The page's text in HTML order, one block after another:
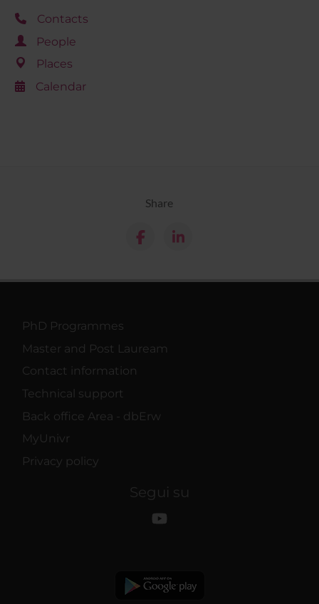
Contacts
People
Places
Calendar
Share
PhD Programmes
Master and Post Lauream
Contact information
Technical support
Back office Area - dbErw
MyUnivr
Privacy policy
Segui su